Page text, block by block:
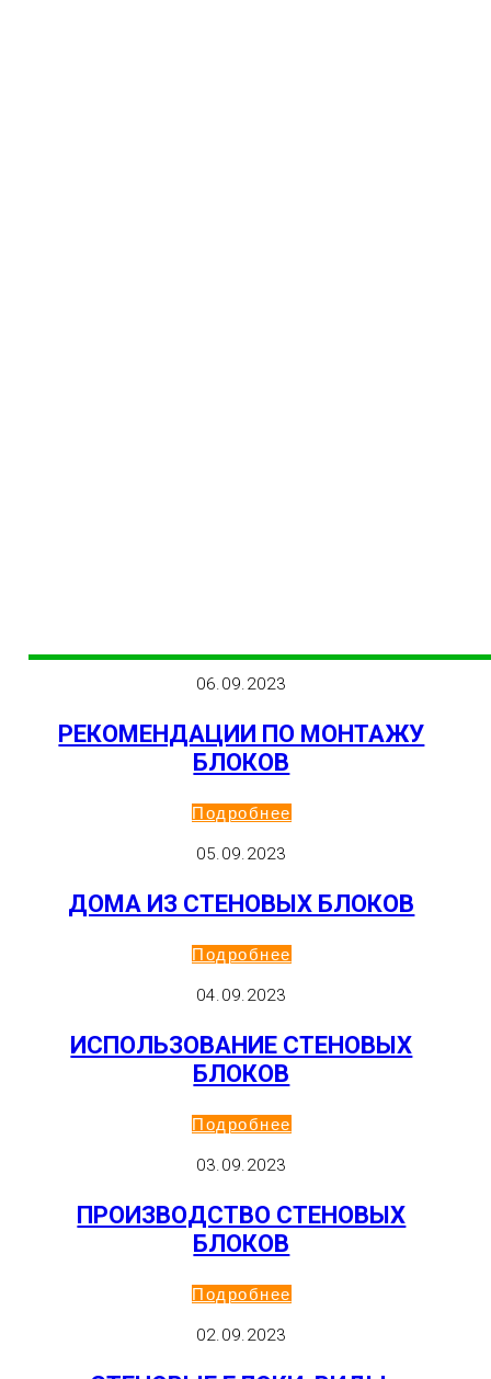
06.09.2023
РЕКОМЕНДАЦИИ ПО МОНТАЖУ
БЛОКОВ
Подробнее
05.09.2023
ДОМА ИЗ СТЕНОВЫХ БЛОКОВ
Подробнее
04.09.2023
ИСПОЛЬЗОВАНИЕ СТЕНОВЫХ
БЛОКОВ
Подробнее
03.09.2023
ПРОИЗВОДСТВО СТЕНОВЫХ
БЛОКОВ
Подробнее
02.09.2023